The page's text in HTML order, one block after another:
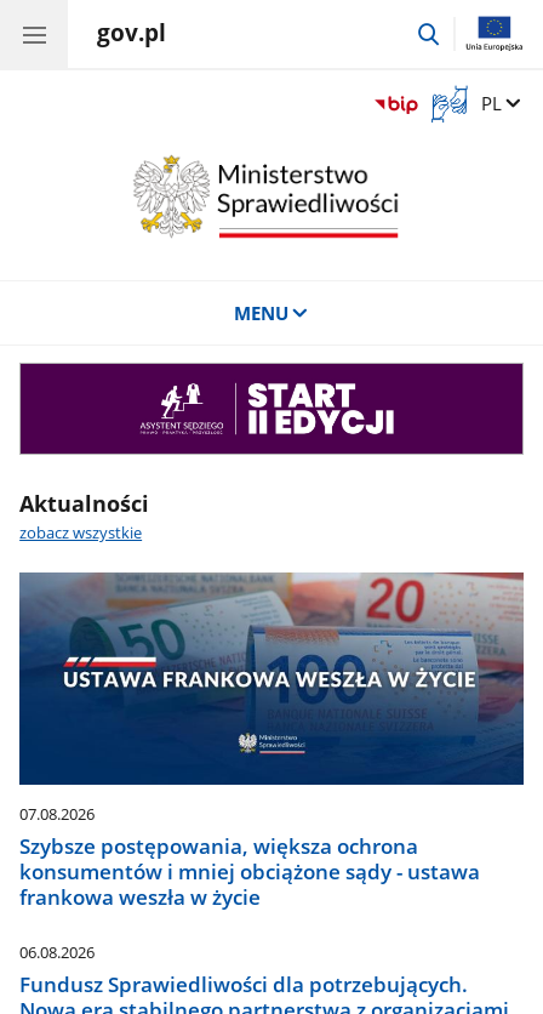
gov.pl
przejdź
Otwórz
okno
Zmień
PL
MENU
Aktualności
zobacz wszystkie
07.08.2026
Szybsze postępowania, większa ochrona
konsumentów i mniej obciążone sądy - ustawa
frankowa weszła w życie
06.08.2026
Fundusz Sprawiedliwości dla potrzebujących.